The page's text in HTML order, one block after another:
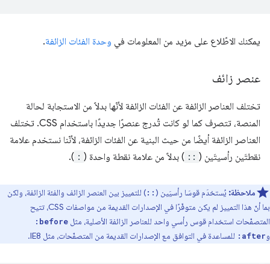
يمكنك الاطّلاع على مزيد من المعلومات في وحدة الفئات الزائفة.
عنصر زائف
تختلف العناصر الزائفة عن الفئات الزائفة لأنّها بدلاً من الاستجابة لحالة
المنصة، تتصرف كما لو كانت تُدرج عنصرًا جديدًا باستخدام CSS. تختلف
العناصر الزائفة أيضًا من حيث البنية عن الفئات الزائفة، لأنّنا نستخدم علامة
نقطتَين رأسيتَين ( :: ) بدلاً من علامة نقطة واحدة ( :
).
ملاحظة: يُستخدَم قوسَا رأسيَين (::) للتمييز بين العنصر الزائف والفئة الزائفة، ولكن
بما أنّ هذا التمييز لم يكن متوفّرًا في الإصدارات القديمة من مواصفات CSS، تتيح
المتصفّحات استخدام قوس رأسي واحد للعناصر الزائفة الأصلية، مثل :before
و:after للمساعدة في التوافق مع الإصدارات القديمة من المتصفّحات، مثل IE8.